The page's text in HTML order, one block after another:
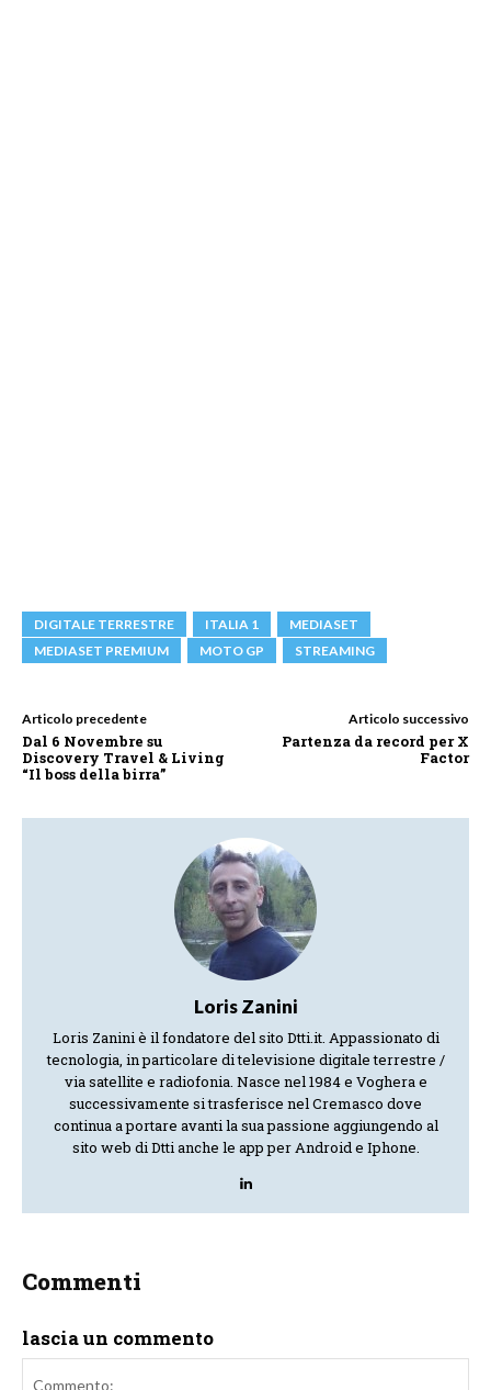
DIGITALE TERRESTRE ITALIA 1
MEDIASET
MEDIASET PREMIUM
MOTO GP STREAMING
Articolo precedente
Dal 6 Novembre su
Discovery Travel & Living
“Il boss della birra”
Articolo successivo
Partenza da record per X
Factor
Loris Zanini
Loris Zanini è il fondatore del sito Dtti.it. Appassionato di
tecnologia, in particolare di televisione digitale terrestre /
via satellite e radiofonia. Nasce nel 1984 e Voghera e
successivamente si trasferisce nel Cremasco dove
continua a portare avanti la sua passione aggiungendo al
sito web di Dtti anche le app per Android e Iphone.
Commenti
lascia un commento